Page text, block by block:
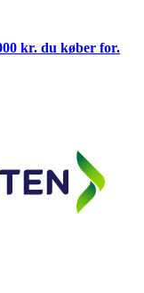
kr. du køber for.